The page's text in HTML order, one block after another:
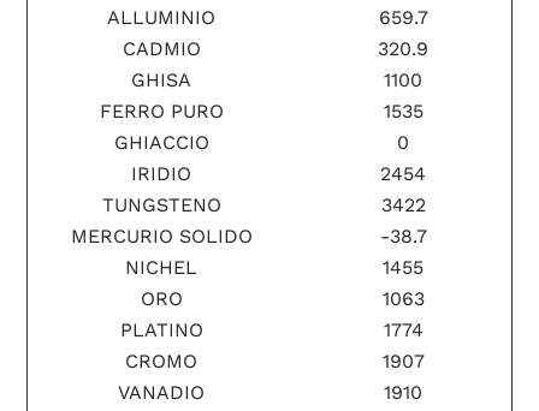
ALLUMINIO
659.7
CADMIO
320.9
GHISA
1100
FERRO PURO
1535
GHIACCIO
0
IRIDIO
2454
TUNGSTENO
3422
MERCURIO SOLIDO
-38.7
NICHEL
1455
ORO
1063
PLATINO
1774
CROMO
1907
VANADIO
1910